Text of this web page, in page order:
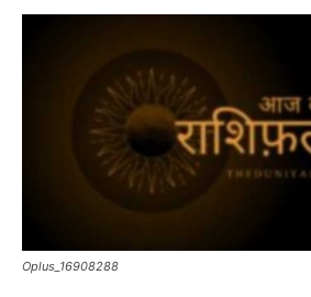
Oplus_16908288